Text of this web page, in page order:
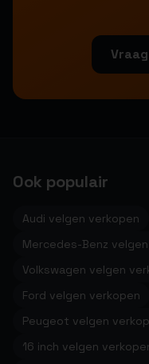
Ook populair
Audi velgen verkopen
Mercedes-Benz
Volkswagen velgen
Ford velgen verkopen
Peugeot velgen
16 inch velgen